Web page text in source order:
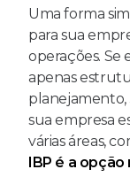
Uma forma
para sua
operações. Se
apenas
planejamento,
sua empresa
várias áreas,
IBP é a